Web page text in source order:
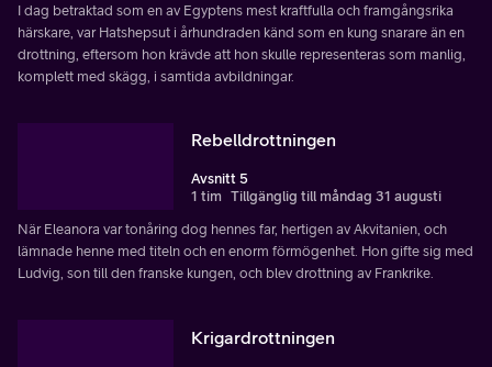
I dag betraktad som en av Egyptens mest kraftfulla och framgångsrika
härskare, var Hatshepsut i århundraden känd som en kung snarare än en
drottning, eftersom hon krävde att hon skulle representeras som manlig,
komplett med skägg, i samtida avbildningar.
Rebelldrottningen
Avsnitt 5
1 tim Tillgänglig till måndag 31 augusti
När Eleanora var tonåring dog hennes far, hertigen av Akvitanien, och
lämnade henne med titeln och en enorm förmögenhet. Hon gifte sig med
Ludvig, son till den franske kungen, och blev drottning av Frankrike.
Krigardrottningen